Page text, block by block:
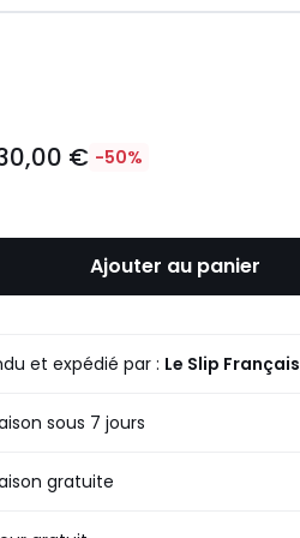
€ -50%
Ajouter au panier
et expédié par : Le Slip Français
sous 7 jours
gratuite